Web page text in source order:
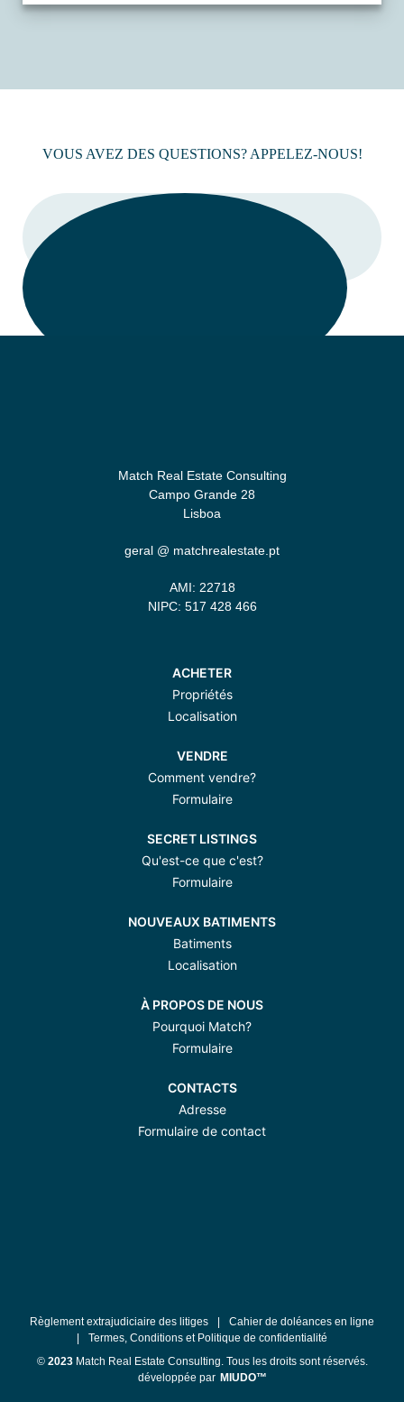
VOUS AVEZ DES QUESTIONS? APPELEZ-NOUS!
Match Real Estate Consulting
Campo Grande 28
Lisboa
geral @ matchrealestate.pt
AMI: 22718
NIPC: 517 428 466
ACHETER
Propriétés
Localisation
VENDRE
Comment vendre?
Formulaire
SECRET LISTINGS
Qu'est-ce que c'est?
Formulaire
NOUVEAUX BATIMENTS
Batiments
Localisation
À PROPOS DE NOUS
Pourquoi Match?
Formulaire
CONTACTS
Adresse
Formulaire de contact
Règlement extrajudiciaire des litiges |
Cahier de doléances en ligne
|
Termes, Conditions et Politique de confidentialité
© 2023Match Real Estate Consulting. Tous les droits sont réservés.
développée par MIUDO™